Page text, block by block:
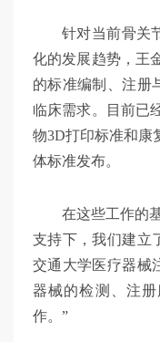
针对当前骨关
化的发展趋势，王
的标准编制、注册
临床需求。目前已
物3D打印标准和康
体标准发布。
在这些工作的
支持下，我们建立
交通大学医疗器械
器械的检测、注
作。”